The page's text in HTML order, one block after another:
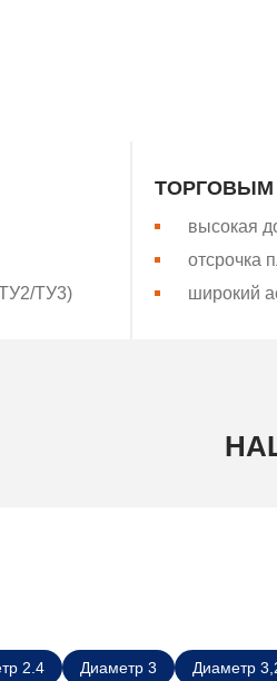
ТУ3)
ТОРГОВЫМ
высокая
отсрочка
широкий
2.4 Диаметр 3
Диаметр